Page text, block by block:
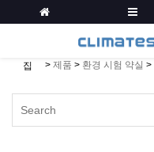
집 > 제품 > 환경 시험 약실 >